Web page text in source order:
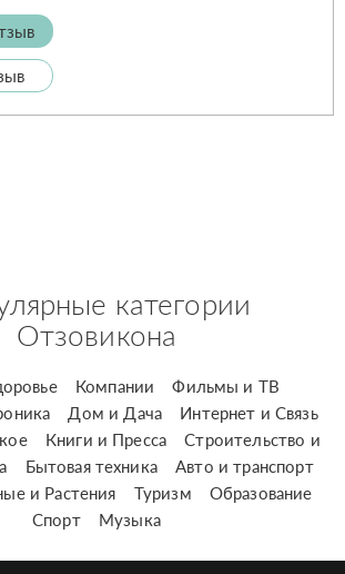
категории
Отзовикона
Компании
Фильмы и ТВ
Дом и Дача
Интернет и Связь
Книги и Пресса
Строительство и
Бытовая техника
Авто и транспорт
и Растения Туризм
Образование
Спорт
Музыка